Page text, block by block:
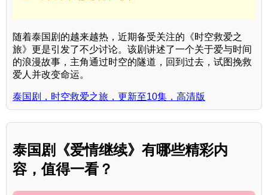
随着泰国剧的越来越热，近期备受关注的《时空救爱之
旅》更是引发了不少讨论。该剧讲述了一个关于爱与时间
的浪漫故事，主角通过时空的隧道，回到过去，试图挽救
爱人并改变命运。
泰国剧，时空救爱之旅，更新至10集，高清版
泰国剧《爱情继续》有哪些精彩内
容，值得一看？